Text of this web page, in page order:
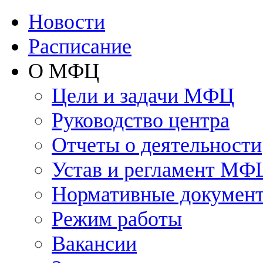
Новости
Расписание
О МФЦ
Цели и задачи МФЦ
Руководство центра
Отчеты о деятельности
Устав и регламент
Нормативные
Режим работы
Вакансии